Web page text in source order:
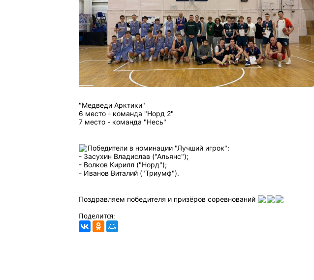
"Медведи Арктики"
6 место - команда "Норд 2"
7 место - команда "Несь"
Победители в номинации "Лучший игрок":
- Засухин Владислав ("Альянс");
- Волков Кирилл ("Норд");
- Иванов Виталий ("Триумф").
Поздравляем победителя и призёров соревнований
Поделится: